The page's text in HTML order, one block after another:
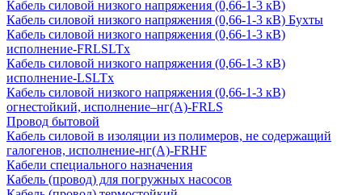
Кабель силовой низкого напряжения (0,66-1-3 кВ)
Кабель силовой низкого напряжения (0,66-1-3 кВ) Бухты
Кабель силовой низкого напряжения (0,66-1-3 кВ)
исполнение-FRLSLTx
Кабель силовой низкого напряжения (0,66-1-3 кВ)
исполнение-LSLTx
Кабель силовой низкого напряжения (0,66-1-3 кВ)
огнестойкий, исполнение–нг(А)-FRLS
Провод бытовой
Кабель силовой в изоляции из полимеров, не содержащий
галогенов, исполнение-нг(А)-FRHF
Кабели специального назначения
Кабель (провод) для погружных насосов